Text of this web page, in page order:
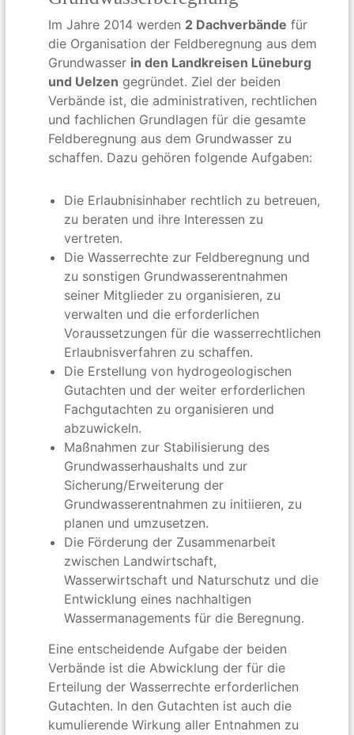
Im Jahre 2014 werden 2 Dachverbände für
die Organisation der Feldberegnung aus dem
Grundwasser in den Landkreisen Lüneburg
und Uelzen gegründet. Ziel der beiden
Verbände ist, die administrativen, rechtlichen
und fachlichen Grundlagen für die gesamte
Feldberegnung aus dem Grundwasser zu
schaffen. Dazu gehören folgende Aufgaben:
Die Erlaubnisinhaber rechtlich zu betreuen,
zu beraten und ihre Interessen zu
vertreten.
Die Wasserrechte zur Feldberegnung und
zu sonstigen Grundwasserentnahmen
seiner Mitglieder zu organisieren, zu
verwalten und die erforderlichen
Voraussetzungen für die wasserrechtlichen
Erlaubnisverfahren zu schaffen.
Die Erstellung von hydrogeologischen
Gutachten und der weiter erforderlichen
Fachgutachten zu organisieren und
abzuwickeln.
Maßnahmen zur Stabilisierung des
Grundwasserhaushalts und zur
Sicherung/Erweiterung der
Grundwasserentnahmen zu initiieren, zu
planen und umzusetzen.
Die Förderung der Zusammenarbeit
zwischen Landwirtschaft,
Wasserwirtschaft und Naturschutz und die
Entwicklung eines nachhaltigen
Wassermanagements für die Beregnung.
Eine entscheidende Aufgabe der beiden
Verbände ist die Abwicklung der für die
Erteilung der Wasserrechte erforderlichen
Gutachten. In den Gutachten ist auch die
kumulierende Wirkung aller Entnahmen zu